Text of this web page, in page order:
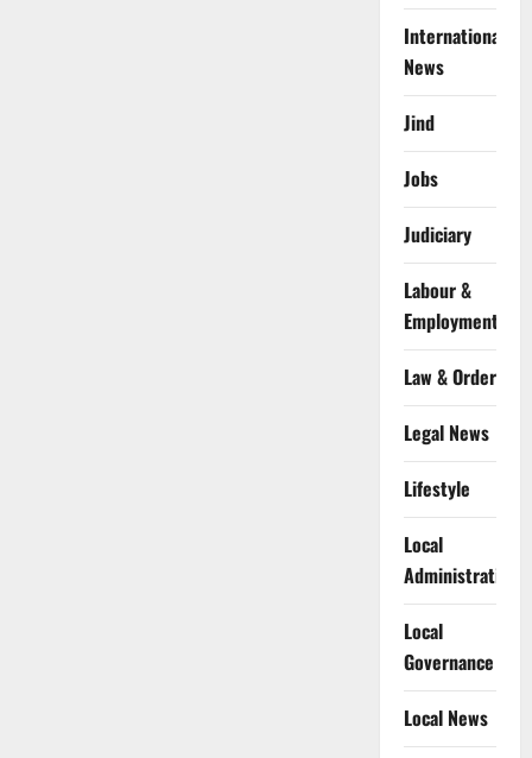
International
News
Jind
Jobs
Judiciary
Labour &
Employment
Law & Order
Legal News
Lifestyle
Local
Administration
Local
Governance
Local News